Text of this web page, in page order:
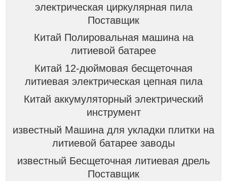
электрическая циркулярная пила
Поставщик
Китай Полировальная машина на
литиевой батарее
Китай 12-дюймовая бесщеточная
литиевая электрическая цепная пила
Китай аккумуляторный электрический
инструмент
известный Машина для укладки плитки на
литиевой батарее заводы
известный Бесщеточная литиевая дрель
Поставщик